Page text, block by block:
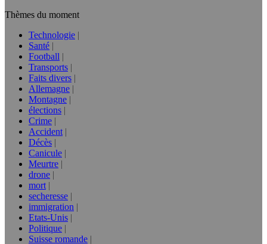
Thèmes du moment
Technologie
Santé
Football
Transports
Faits divers
Allemagne
Montagne
élections
Crime
Accident
Décès
Canicule
Meurtre
drone
mort
secheresse
immigration
Etats-Unis
Politique
Suisse romande